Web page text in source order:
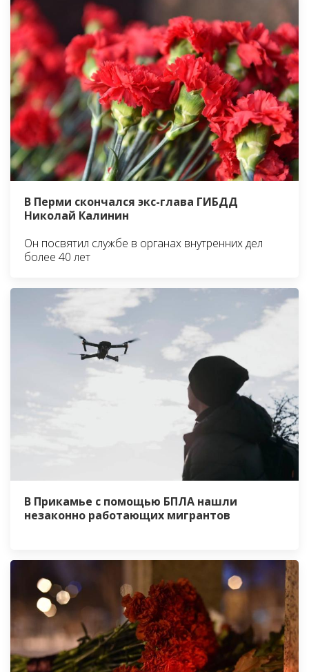
В Перми скончался экс-глава ГИБДД
Николай Калинин
Он посвятил службе в органах внутренних дел
более 40 лет
В Прикамье с помощью БПЛА нашли
незаконно работающих мигрантов